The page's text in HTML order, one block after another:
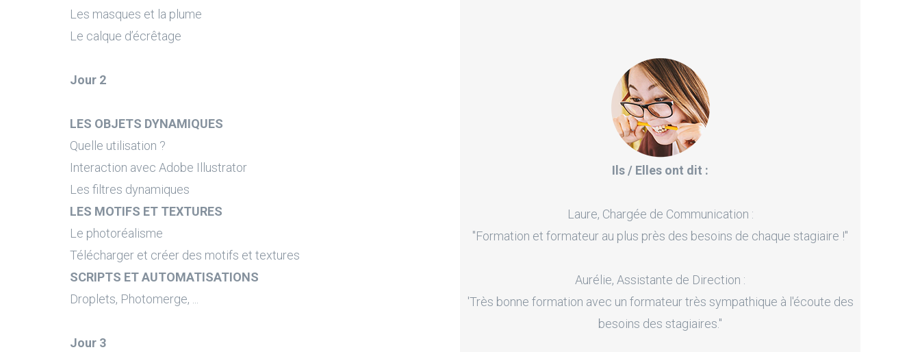
Les masques et la plume
Le calque d’écrêtage
Jour 2
LES OBJETS DYNAMIQUES
Quelle utilisation ?
Interaction avec Adobe Illustrator
Les filtres dynamiques
LES MOTIFS ET TEXTURES
Le photoréalisme
Télécharger et créer des motifs et textures
SCRIPTS ET AUTOMATISATIONS
Droplets, Photomerge, ...
Jour 3
Ils / Elles ont dit :
Laure, Chargée de Communication :
"Formation et formateur au plus près des besoins de chaque stagiaire !"
Aurélie, Assistante de Direction :
'Très bonne formation avec un formateur très sympathique à l'écoute des
besoins des stagiaires."